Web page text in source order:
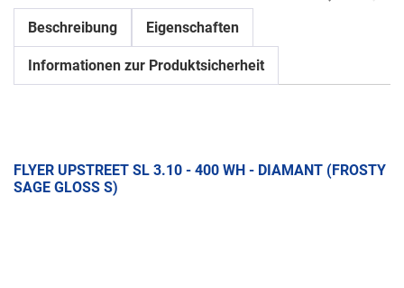
Beschreibung Eigenschaften
Informationen zur Produktsicherheit
FLYER UPSTREET SL 3.10 - 400 WH - DIAMANT (FROSTY
SAGE GLOSS S)